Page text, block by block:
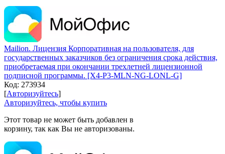
Mailion. Лицензия Корпоративная на пользователя, для
государственных заказчиков без ограничения срока действия,
приобретаемая при окончании трехлетней лицензионной
подписной программы. [X4-P3-MLN-NG-LONL-G]
Код: 273934
[Авторизуйтесь]
Авторизуйтесь, чтобы купить
Этот товар не может быть добавлен в
корзину, так как Вы не авторизованы.